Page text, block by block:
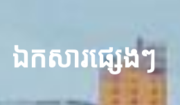
ឯកសារផ្សេងៗ